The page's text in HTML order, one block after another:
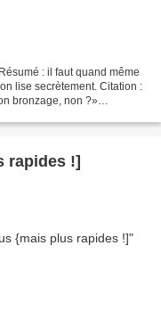
: il faut quand même
lise secrètement. Citation :
bronzage, non ?»
rapides !]